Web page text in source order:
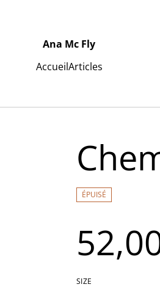
Ana Mc Fly
AccueilArticles
ÉPUISÉ
SIZE